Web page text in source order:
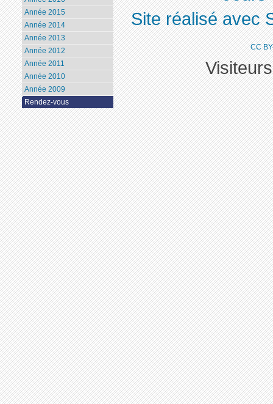
Année 2015
Année 2014
Année 2013
Année 2012
Année 2011
Année 2010
Année 2009
Rendez-vous
Site réalisé avec
CC